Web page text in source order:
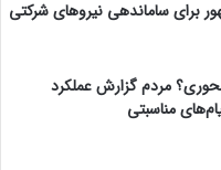
برای ساماندهی نیروهای شرکتی
مردم گزارش عملکرد
مناسبتی